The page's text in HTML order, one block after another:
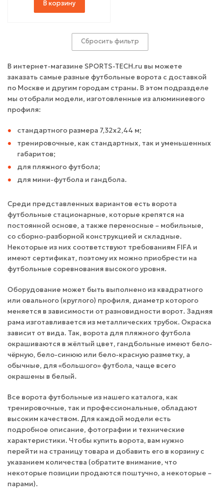
В корзину
Сбросить фильтр
В интернет-магазине SPORTS-TECH.ru вы можете
заказать самые разные футбольные ворота с доставкой
по Москве и другим городам страны. В этом подразделе
мы отобрали модели, изготовленные из алюминиевого
профиля:
стандартного размера 7,32х2,44 м;
тренировочные, как стандартных, так и уменьшенных
габаритов;
для пляжного футбола;
для мини-футбола и гандбола.
Среди представленных вариантов есть ворота
футбольные стационарные, которые крепятся на
постоянной основе, а также переносные – мобильные,
со сборно-разборной конструкцией и складные.
Некоторые из них соответствуют требованиям FIFA и
имеют сертификат, поэтому их можно приобрести на
футбольные соревнования высокого уровня.
Оборудование может быть выполнено из квадратного
или овального (круглого) профиля, диаметр которого
меняется в зависимости от разновидности ворот. Задняя
рама изготавливается из металлических трубок. Окраска
зависит от вида. Так, ворота для пляжного футбола
окрашиваются в жёлтый цвет, гандбольные имеют бело-
чёрную, бело-синюю или бело-красную разметку, а
обычные, для «большого» футбола, чаще всего
окрашены в белый.
Все ворота футбольные из нашего каталога, как
тренировочные, так и профессиональные, обладают
высоким качеством. Для каждой модели есть
подробное описание, фотографии и технические
характеристики. Чтобы купить ворота, вам нужно
перейти на страницу товара и добавить его в корзину с
указанием количества (обратите внимание, что
некоторые позиции продаются поштучно, а некоторые –
парами).